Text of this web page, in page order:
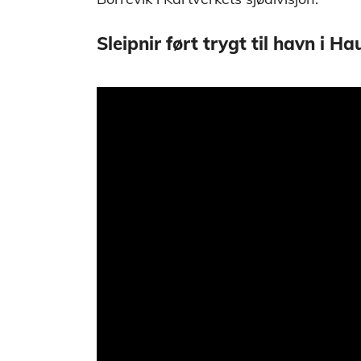
Sleipnir ført trygt til havn i